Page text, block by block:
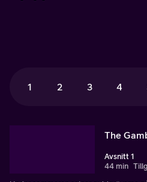
1 2 3 4
The
Avsnitt 1
44 min